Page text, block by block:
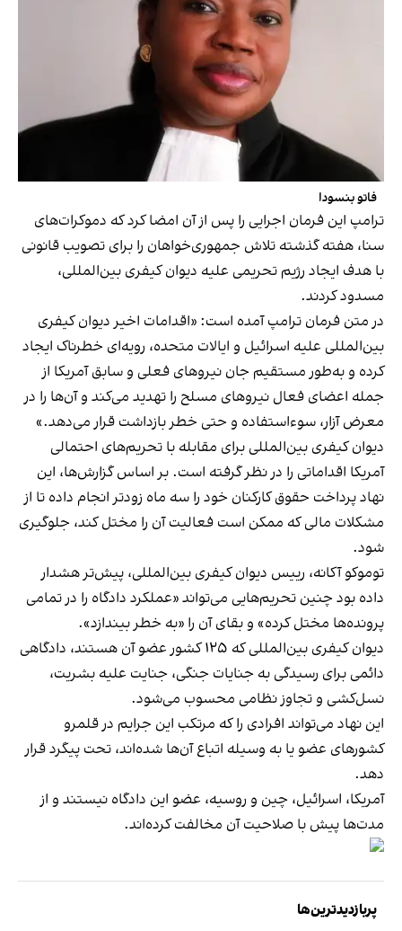
فاتو بنسودا
ترامپ این فرمان اجرایی را پس از آن امضا کرد که دموکرات‌های
سنا، هفته گذشته تلاش جمهوری‌خواهان را برای تصویب قانونی
با هدف ایجاد رژیم تحریمی علیه دیوان کیفری بین‌المللی،
مسدود کردند.
در متن فرمان ترامپ آمده است: «اقدامات اخیر دیوان کیفری
بین‌المللی علیه اسرائیل و ایالات متحده، رویه‌ای خطرناک ایجاد
کرده و به‌طور مستقیم جان نیروهای فعلی و سابق آمریکا از
جمله اعضای فعال نیروهای مسلح را تهدید می‌کند و آن‌ها را در
معرض آزار، سوءاستفاده و حتی خطر بازداشت قرار می‌دهد.»
دیوان کیفری بین‌المللی برای مقابله با تحریم‌های احتمالی
آمریکا اقداماتی را در نظر گرفته است. بر اساس گزارش‌ها، این
نهاد پرداخت حقوق کارکنان خود را سه ماه زودتر انجام داده تا از
مشکلات مالی که ممکن است فعالیت آن را مختل کند، جلوگیری
شود.
توموکو آکانه، رییس دیوان کیفری بین‌المللی، پیش‌تر هشدار
داده بود چنین تحریم‌هایی می‌تواند «عملکرد دادگاه را در تمامی
پرونده‌ها مختل کرده» و بقای آن را «به خطر بیندازد».
دیوان کیفری بین‌المللی که ۱۲۵ کشور عضو آن هستند، دادگاهی
دائمی برای رسیدگی به جنایات جنگی، جنایت علیه بشریت،
نسل‌کشی و تجاوز نظامی محسوب می‌شود.
این نهاد می‌تواند افرادی را که مرتکب این جرایم در قلمرو
کشورهای عضو یا به وسیله اتباع آن‌ها شده‌اند، تحت پیگرد قرار
دهد.
آمریکا، اسرائیل، چین و روسیه، عضو این دادگاه نیستند و از
مدت‌ها پیش با صلاحیت آن مخالفت کرده‌اند.
پربازدیدترین‌ها